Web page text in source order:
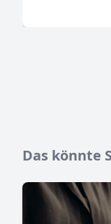
Das könnte